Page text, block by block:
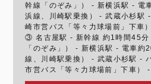
幹線「のぞみ」） - 新横浜駅 - 電
浜線、川崎駅乗換） - 武蔵小杉駅
崎市営バス「等々力球場前」下車
③ 名古屋駅 - 新幹線 約1時間45分
「のぞみ」） - 新横浜駅 - 電車約
線、川崎駅乗換） - 武蔵小杉駅 -
市営バス「等々力球場前」下車）